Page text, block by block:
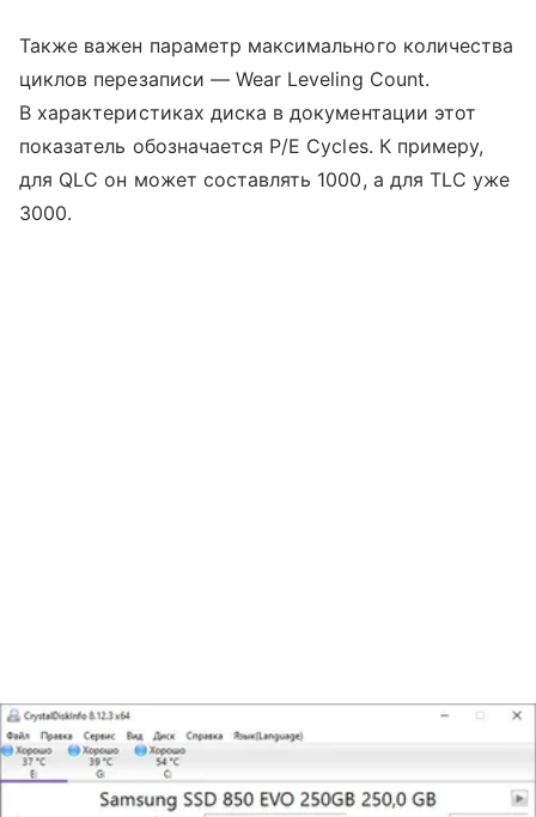
Также важен параметр максимального количества
циклов перезаписи — Wear Leveling Count.
В характеристиках диска в документации этот
показатель обозначается P/E Cycles. К примеру,
для QLC он может составлять 1000, а для TLC уже
3000.